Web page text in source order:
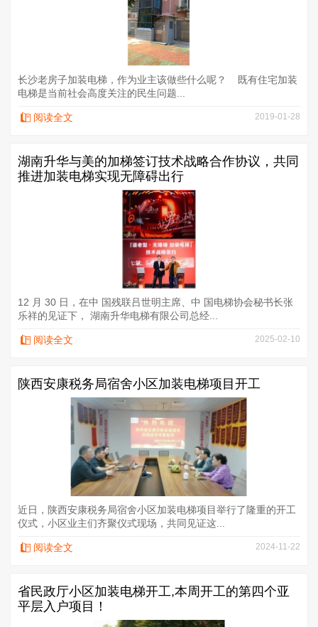
长沙老房子加装电梯，作为业主该做些什么呢？ 既有住宅加装
电梯是当前社会高度关注的民生问题...
阅读全文 2019-01-28
湖南升华与美的加梯签订技术战略合作协议，共同
推进加装电梯实现无障碍出行
12 月 30 日，在中 国残联吕世明主席、中 国电梯协会秘书长张
乐祥的见证下， 湖南升华电梯有限公司总经...
阅读全文 2025-02-10
陕西安康税务局宿舍小区加装电梯项目开工
近日，陕西安康税务局宿舍小区加装电梯项目举行了隆重的开工
仪式，小区业主们齐聚仪式现场，共同见证这...
阅读全文 2024-11-22
省民政厅小区加装电梯开工,本周开工的第四个亚
平层入户项目！